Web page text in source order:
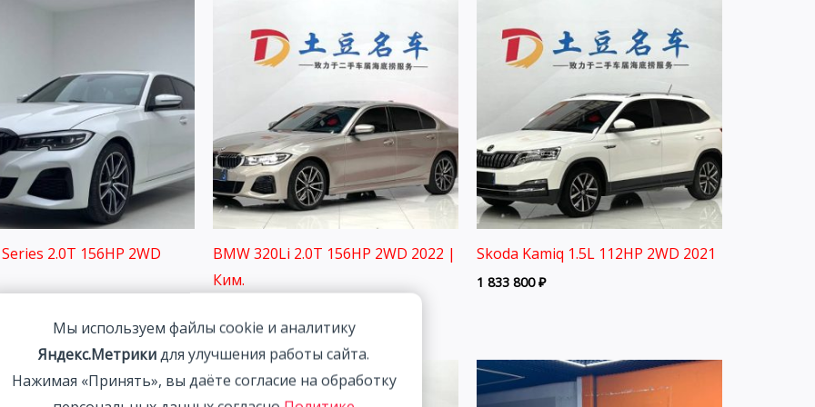
2.0T 156HP 2WD
BMW 320Li 2.0T 156HP 2WD 2022 |
Ким.
Skoda Kamiq 1.5L 112HP 2WD 2021
1 833 800₽
Мы используем файлы cookie и аналитику
Яндекс.Метрикидля улучшения работы сайта.
Нажимая «Принять», вы даёте согласие на обработку